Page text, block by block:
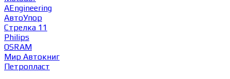
AEngineering
АвтоУпор
Стрелка 11
Philips
OSRAM
Мир Автокниг
Петропласт